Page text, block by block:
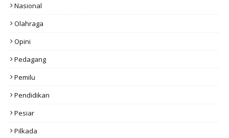
Nasional
Olahraga
Opini
Pedagang
Pemilu
Pendidikan
Pesiar
Pilkada